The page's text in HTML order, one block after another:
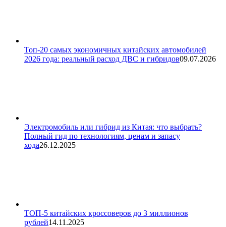
Топ-20 самых экономичных китайских автомобилей
2026 года: реальный расход ДВС и гибридов09.07.2026
Электромобиль или гибрид из Китая: что выбрать?
Полный гид по технологиям, ценам и запасу
хода26.12.2025
ТОП-5 китайских кроссоверов до 3 миллионов
рублей14.11.2025